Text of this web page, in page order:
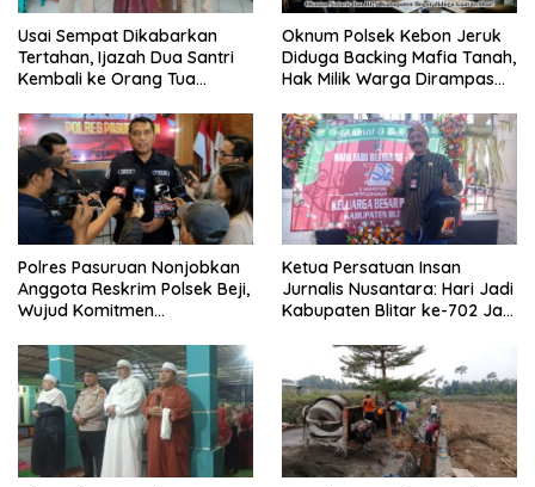
Usai Sempat Dikabarkan
Tertahan, Ijazah Dua Santri
Kembali ke Orang Tua
Oknum Polsek Kebon Jeruk
Diduga Backing Mafia Tanah,
Hak Milik Warga Dirampas
Polres Pasuruan Nonjobkan
Anggota Reskrim Polsek Beji,
Wujud Komitmen
Dugaan Penganiayaan
Ketua Persatuan Insan
Jurnalis Nusantara: Hari Jadi
Kabupaten Blitar ke-702 Jadi
Pembangunan